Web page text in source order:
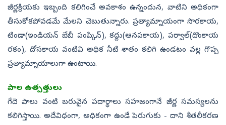
జీర్ణక్రియకు ఇబ్బంది కలిగించే అవకాశం ఉన్నందున, వాటిని అధికంగా
తీసుకోకపోవడమే మేలని చెబుతున్నారు. ప్రత్యామ్నాయంగా సొరకాయ,
టిండా(ఇండియన్ బేబీ పంప్కిన్), కద్దు(ఆనపకాయ), పర్వాల్(దొంకాయ
రకం), దోసకాయ వంటివి అధిక నీటి శాతం కలిగి ఉండటం వల్ల గొప్ప
ప్రత్యామ్నాయాలుగా ఉంటాయి.
పాల ఉత్పత్తులు
గేదె పాలు వంటి బరువైన పదార్థాలు సహజంగానే జీర్ణ సమస్యలను
కలిగిస్తాయి. అదేవిధంగా, అధికంగా ఉండే పెరుగుకు - దాని శీతలీకరణ